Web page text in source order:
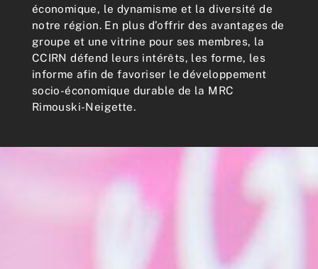
économique, le dynamisme et la diversité de
notre région. En plus d’offrir des avantages de
groupe et une vitrine pour ses membres, la
CCIRN défend leurs intérêts, les forme, les
informe afin de favoriser le développement
socio-économique durable de la MRC
Rimouski-Neigette.